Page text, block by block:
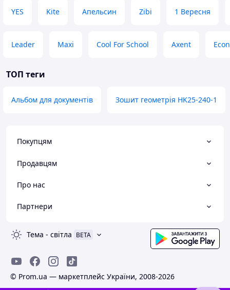
YES Kite Апельсин Zibi 1 Вересня
Leader Maxi Cool For School Axent
ТОП теги
Альбом для документів Зошит геометрія HK25-240-1
Покупцям
Продавцям
Про нас
Партнери
Тема - світла BETA
© Prom.ua — маркетплейс України, 2008-2026